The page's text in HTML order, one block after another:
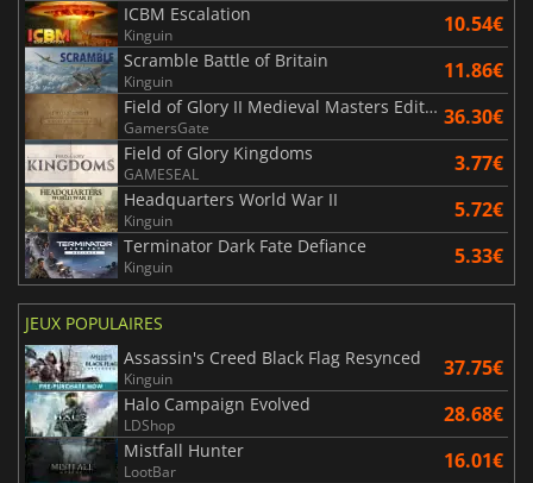
ICBM Escalation
Kinguin 10.54€
Scramble Battle of Britain
Kinguin 11.86€
Field of Glory II Medieval Masters Edition
GamersGate 36.30€
Field of Glory Kingdoms
GAMESEAL 3.77€
Headquarters World War II
Kinguin 5.72€
Terminator Dark Fate Defiance
Kinguin 5.33€
JEUX POPULAIRES
Assassin's Creed Black Flag Resynced
Kinguin 37.75€
Halo Campaign Evolved
LDShop 28.68€
Mistfall Hunter
LootBar 16.01€